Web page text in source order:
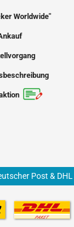
Worldwide"
Post & DHL